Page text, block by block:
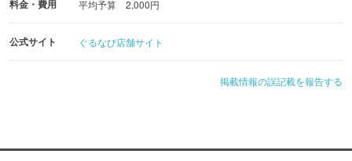
料金・費用 平均予算 2,000円
公式サイト ぐるなび店舗サイト
掲載情報の誤記載を報告する